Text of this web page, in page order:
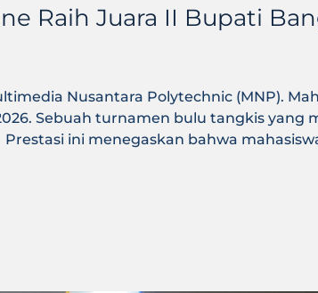
Raih Juara II Bupati
Nusantara Polytechnic (MNP).
Sebuah turnamen bulu tangkis
ini menegaskan bahwa